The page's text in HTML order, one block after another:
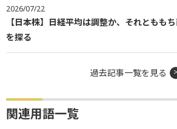
2026/07/22
【日本株】日経平均は調整か、それともも
を探る
過去記事一覧を見る
関連用語一覧